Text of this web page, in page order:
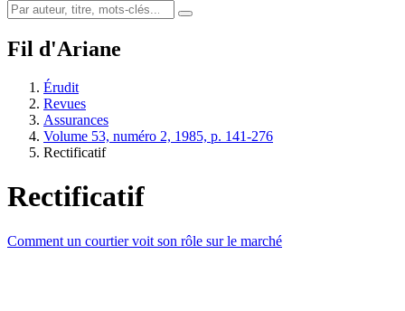
Fil d'Ariane
Érudit
Revues
Assurances
Volume 53, numéro 2, 1985, p. 141-276
Rectificatif
Rectificatif
Comment un courtier voit son rôle sur le marché